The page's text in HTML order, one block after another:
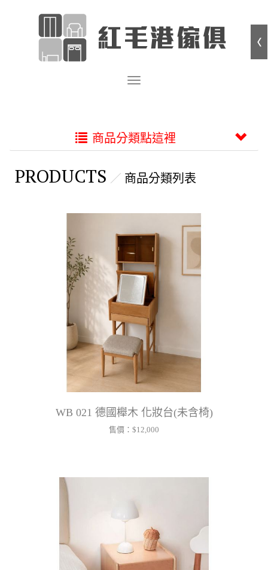
商品分類點這裡
PRODUCTS 商品分類列表
WB 021 德國櫸木 化妝台(未含椅)
售價： $12,000